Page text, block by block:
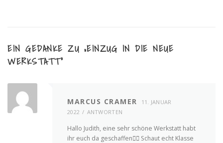
EIN GEDANKE ZU „EINZUG IN DIE NEUE
WERKSTATT“
MARCUS CRAMER
11. JANUAR
2022
ANTWORTEN
Hallo Judith, eine sehr schöne Werkstatt habt
ihr euch da geschaffen👍🏻 Schaut echt Klasse